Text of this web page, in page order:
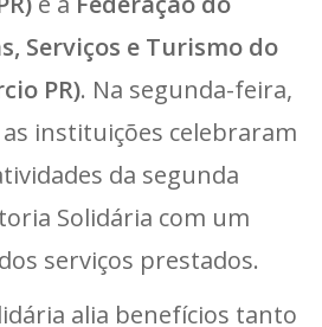
Serviços e Turismo do
PR). Na segunda-feira,
instituições celebraram
da segunda
Solidária com um
serviços prestados.
alia benefícios tanto